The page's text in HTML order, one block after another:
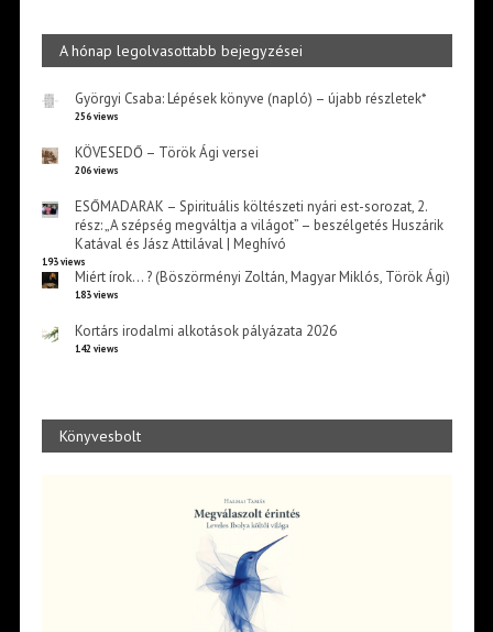
A hónap legolvasottabb bejegyzései
Györgyi Csaba: Lépések könyve (napló) – újabb részletek*
256 views
KÖVESEDŐ – Török Ági versei
206 views
ESŐMADARAK – Spirituális költészeti nyári est-sorozat, 2.
rész: „A szépség megváltja a világot” – beszélgetés Huszárik
Katával és Jász Attilával | Meghívó
193 views
Miért írok… ? (Böszörményi Zoltán, Magyar Miklós, Török Ági)
183 views
Kortárs irodalmi alkotások pályázata 2026
142 views
Könyvesbolt